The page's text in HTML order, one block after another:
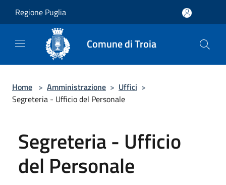
Regione Puglia
Comune di Troia
Home > Amministrazione > Uffici >
Segreteria - Ufficio del Personale
Segreteria - Ufficio
del Personale